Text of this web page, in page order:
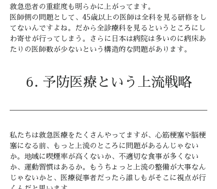
救急患者の重症度も明らかに上がってます。
医師側の問題として、45歳以上の医師は全科を見る研修をし
てないんですよね。だから全診療科を見るというところにし
わ寄せが行ってしまう。さらに日本は病院は多いのに病床あ
たりの医師数が少ないという構造的な問題があります。
6. 予防医療という上流戦略
私たちは救急医療をたくさんやってますが、心筋梗塞や脳梗
塞になる前、もっと上流のところに問題があるんじゃない
か。地域に喫煙率が高くないか、不適切な食事が多くない
か、運動習慣はあるか。もうちょっと上流の整備が大事なん
じゃないかと、医療従事者だったら誰しもがそこに視点が行